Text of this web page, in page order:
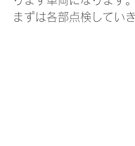
まずは各部点検していき